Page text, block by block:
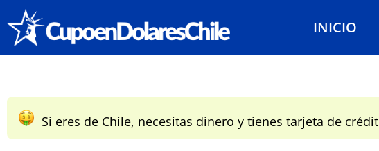
INICIO
Si eres de Chile, necesitas dinero y tienes tarjeta de